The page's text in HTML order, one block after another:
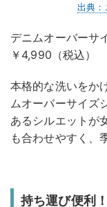
出典：
デニムオーバーサ
￥4,990（税込）
本格的な洗いをか
ムオーバーサイズ
あるシルエットが
も合わせやすく、
持ち運び便利